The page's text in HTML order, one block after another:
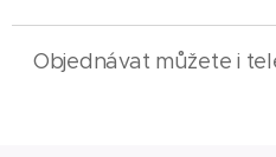
Objednávat můžete i